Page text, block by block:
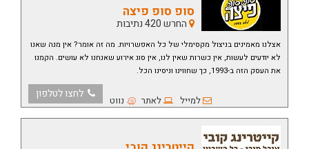
סופ סופ פיצה
החרש 420 נתיבות
אצלנו מאמינים בניצול מקסימלי של כל האפשרויות. מה זה אומר? אין מנה שאנו
לא יודעים לעשות, אין כשרות שאין לנו, אין סוג אירוע שאנחנו לא עושים. הקמנו
את העסק הזה ב-1993, כך שחווינו וניסינו הכל.
למייל לאתר נווט לחצו לטלפון